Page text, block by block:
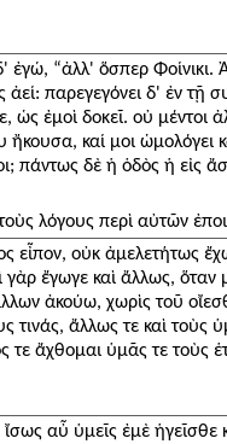
ἐγώ, “ἀλλ' ὅσπερ Φοίνικι.
ἀεί: παρεγεγόνει δ' ἐν τῇ
ὡς ἐμοὶ δοκεῖ. οὐ μέντοι
καί μοι ὡμολόγει
πάντως δὲ ἡ ὁδὸς ἡ εἰς
λόγους περὶ αὐτῶν
εἶπον, οὐκ ἀμελετήτως
γὰρ ἔγωγε καὶ ἄλλως, ὅταν
ἀκούω, χωρὶς τοῦ
τινάς, ἄλλως τε καὶ τοὺς
τε ἄχθομαι ὑμᾶς τε τοὺς
αὖ ὑμεῖς ἐμὲ ἡγεῖσθε